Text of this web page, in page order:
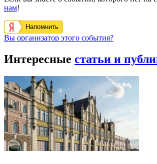
нам!
Напомнить
Вы организатор этого события?
Интересные статьи и